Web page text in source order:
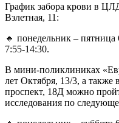
График забора крови в
Взлетная, 11:
🔸 понедельник – пятница
7:55-14:30.
В мини-поликлиниках
лет Октября, 13/3, а также
проспект, 18Д можно
исследования по